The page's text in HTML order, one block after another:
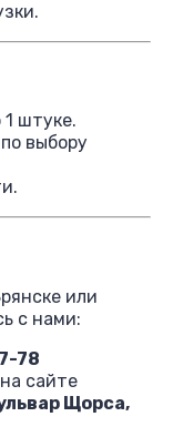
штуке.
выбору
или
с нами:
78
сайте
Щорса,